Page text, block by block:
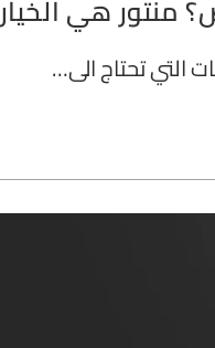
منتور هي
التي تحتاج الى…